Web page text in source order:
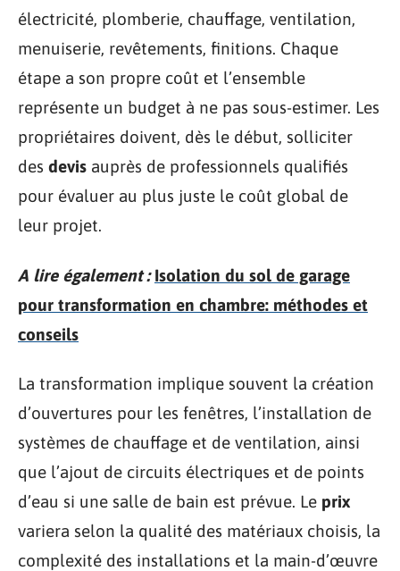
électricité, plomberie, chauffage, ventilation,
menuiserie, revêtements, finitions. Chaque
étape a son propre coût et l’ensemble
représente un budget à ne pas sous-estimer. Les
propriétaires doivent, dès le début, solliciter
des devis auprès de professionnels qualifiés
pour évaluer au plus juste le coût global de
leur projet.
A lire également : Isolation du sol de garage
pour transformation en chambre: méthodes et
conseils
La transformation implique souvent la création
d’ouvertures pour les fenêtres, l’installation de
systèmes de chauffage et de ventilation, ainsi
que l’ajout de circuits électriques et de points
d’eau si une salle de bain est prévue. Le prix
variera selon la qualité des matériaux choisis, la
complexité des installations et la main-d’œuvre